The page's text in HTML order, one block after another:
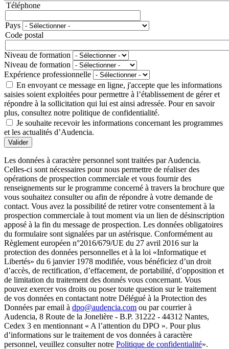
Téléphone
Adresse
Pays
Code postal
Niveau de formation
Niveau de formation
Expérience professionnelle
En envoyant ce message en ligne, j'accepte que les informations
saisies soient exploitées pour permettre à l’établissement de gérer et
répondre à la sollicitation qui lui est ainsi adressée. Pour en savoir
plus, consultez notre politique de confidentialité.
Je souhaite recevoir les informations concernant les programmes
et les actualités d’Audencia.
Valider
Les données à caractère personnel sont traitées par Audencia.
Celles-ci sont nécessaires pour nous permettre de réaliser des
opérations de prospection commerciale et vous fournir des
renseignements sur le programme concerné à travers la brochure que
vous souhaitez consulter ou afin de répondre à votre demande de
contact. Vous avez la possibilité de retirer votre consentement à la
prospection commerciale à tout moment via un lien de désinscription
apposé à la fin du message de prospection. Les données obligatoires
du formulaire sont signalées par un astérisque. Conformément au
Règlement européen n°2016/679/UE du 27 avril 2016 sur la
protection des données personnelles et à la loi «Informatique et
Libertés» du 6 janvier 1978 modifiée, vous bénéficiez d’un droit
d’accès, de rectification, d’effacement, de portabilité, d’opposition et
de limitation du traitement des donnés vous concernant. Vous
pouvez exercer vos droits ou poser toute question sur le traitement
de vos données en contactant notre Délégué à la Protection des
Données par email à dpo@audencia.com ou par courrier à
Audencia, 8 Route de la Jonelière - B.P. 31222 - 44312 Nantes,
Cedex 3 en mentionnant « A l’attention du DPO ». Pour plus
d’informations sur le traitement de vos données à caractère
personnel, veuillez consulter notre Politique de confidentialité».